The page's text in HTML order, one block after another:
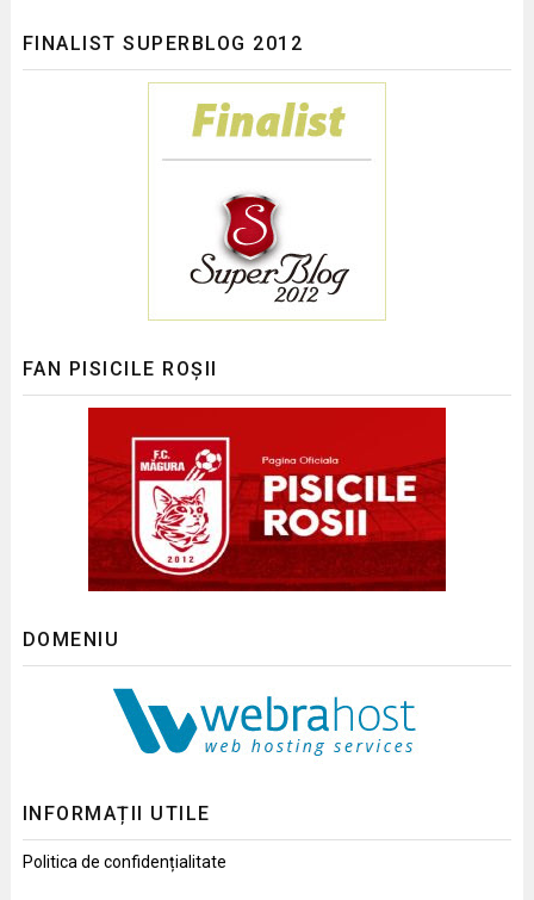
FINALIST SUPERBLOG 2012
FAN PISICILE ROȘII
DOMENIU
INFORMAȚII UTILE
Politica de confidențialitate